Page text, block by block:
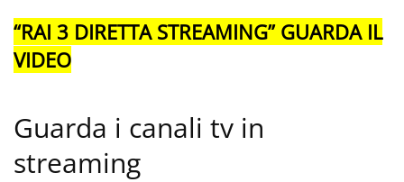
“RAI 3 DIRETTA STREAMING” GUARDA IL
VIDEO
Guarda i canali tv in
streaming